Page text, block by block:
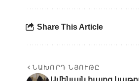
Share This Article
ՆԱԽՈՐԴ ՆՅՈՒԹԸ